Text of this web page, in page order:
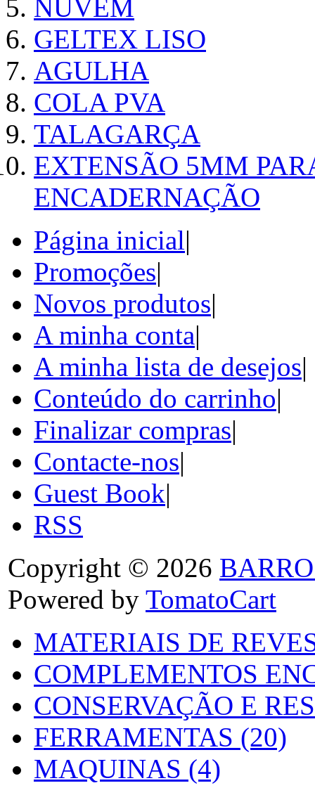
NUVEM
GELTEX LISO
AGULHA
COLA PVA
TALAGARÇA
EXTENSÃO 5MM
ENCADERNAÇÃO
Página inicial|
Promoções|
Novos produtos|
A minha conta|
A minha lista de desejos|
Conteúdo do carrinho|
Finalizar compras|
Contacte-nos|
Guest Book|
RSS
Copyright © 2026
Powered by TomatoCart
MATERIAIS DE
COMPLEMENTOS
CONSERVAÇÃO E
FERRAMENTAS (20)
MAQUINAS (4)